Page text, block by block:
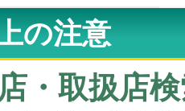
の注意
店・取扱店